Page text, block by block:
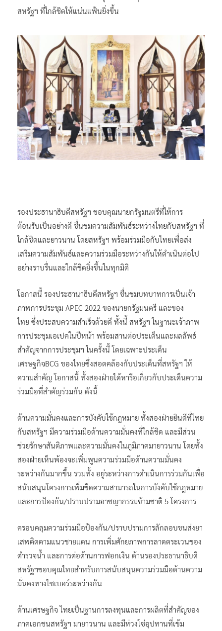
สหรัฐฯ ที่ใกล้ชิดให้แน่นแฟ้นยิ่งขึ้น
รองประธานาธิบดีสหรัฐฯ ขอบคุณนายกรัฐมนตรีที่ให้การ
ต้อนรับเป็นอย่างดี ชื่นชมความสัมพันธ์ระหว่างไทยกับสหรัฐฯ ที่
ใกล้ชิดและยาวนาน โดยสหรัฐฯ พร้อมร่วมมือกับไทยเพื่อส่ง
เสริมความสัมพันธ์และความร่วมมือระหว่างกันให้ดำเนินต่อไป
อย่างราบรื่นและใกล้ชิดยิ่งขึ้นในทุกมิติ
โอกาสนี้ รองประธานาธิบดีสหรัฐฯ ชื่นชมบทบาทการเป็นเจ้า
ภาพการประชุม APEC 2022 ของนายกรัฐมนตรี และของ
ไทย ซึ่งประสบความสำเร็จด้วยดี ทั้งนี้ สหรัฐฯ ในฐานะเจ้าภาพ
การประชุมเอเปคในปีหน้า พร้อมสานต่อประเด็นและผลลัพธ์
สำคัญจากการประชุมฯ ในครั้งนี้ โดยเฉพาะประเด็น
เศรษฐกิจBCG ของไทยซึ่งสอดคล้องกับประเด็นที่สหรัฐฯ ให้
ความสำคัญ โอกาสนี้ ทั้งสองฝ่ายได้หารือเกี่ยวกับประเด็นความ
ร่วมมือที่สำคัญร่วมกัน ดังนี้
ด้านความมั่นคงและการบังคับใช้กฎหมาย ทั้งสองฝ่ายยินดีที่ไทย
กับสหรัฐฯ มีความร่วมมือด้านความมั่นคงที่ใกล้ชิด และมีส่วน
ช่วยรักษาสันติภาพและความมั่นคงในภูมิภาคมายาวนาน โดยทั้ง
สองฝ่ายเห็นพ้องจะเพิ่มพูนความร่วมมือด้านความมั่นคง
ระหว่างกันมากขึ้น รวมทั้ง อยู่ระหว่างการดำเนินการร่วมกันเพื่อ
สนับสนุนโครงการเพิ่มขีดความสามารถในการบังคับใช้กฎหมาย
และการป้องกัน/ปราบปรามอาชญากรรมข้ามชาติ 5 โครงการ
ครอบคลุมความร่วมมือป้องกัน/ปราบปรามการลักลอบขนส่งยา
เสพติดตามแนวชายแดน การเพิ่มศักยภาพการลาดตระเวนของ
ตำรวจน้ำ และการต่อต้านการฟอกเงิน ด้านรองประธานาธิบดี
สหรัฐฯขอบคุณไทยสำหรับการสนับสนุนความร่วมมือด้านความ
มั่นคงทางไซเบอร์ระหว่างกัน
ด้านเศรษฐกิจ ไทยเป็นฐานการลงทุนและการผลิตที่สำคัญของ
ภาคเอกชนสหรัฐฯ มายาวนาน และมีห่วงโซ่อุปทานที่เข้ม